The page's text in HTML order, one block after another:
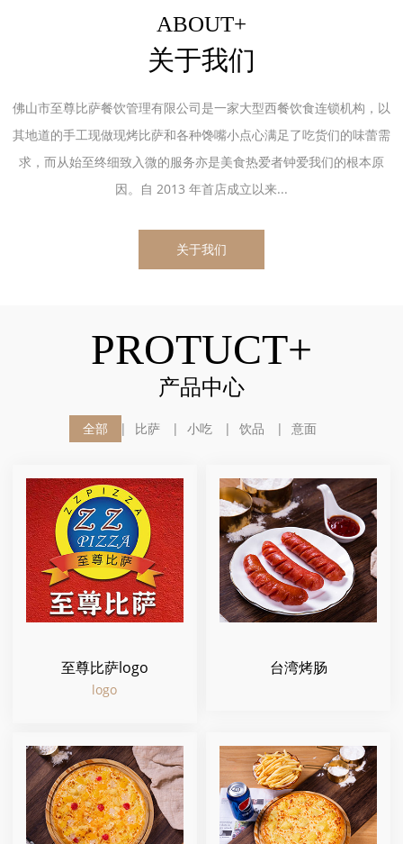
ABOUT+
关于我们
佛山市至尊比萨餐饮管理有限公司是一家大型西餐饮食连锁机构，以
其地道的手工现做现烤比萨和各种馋嘴小点心满足了吃货们的味蕾需
求，而从始至终细致入微的服务亦是美食热爱者钟爱我们的根本原
因。自 2013 年首店成立以来...
关于我们
PROTUCT+
产品中心
全部 比萨 小吃 饮品 意面
至尊比萨logo
logo
台湾烤肠